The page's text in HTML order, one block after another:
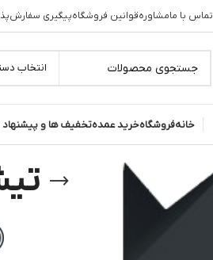
تماس با مامشاورهقوانین فروشگاهپیگیری سفارش
انتخاب
خانهفروشگاهخرید عمدهتخفیف ها و پیشنهاد